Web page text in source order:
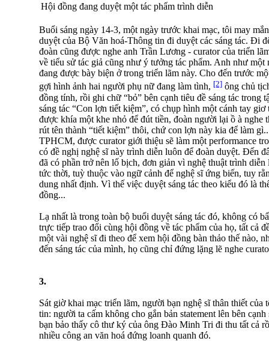
Hội đồng đang duyệt một tác phẩm trình diễn
Buổi sáng ngày 14-3, một ngày trước khai mạc, tôi may
duyệt của Bộ Văn hoá-Thông tin đi duyệt các sáng tác. Đi
đoàn cũng được nghe anh Trần Lương - curator của triển
về tiểu sử tác giả cũng như ý tưởng tác phẩm. Anh như
đang được bày biện ở trong triển lãm này. Cho đến trước
gợi hình ảnh hai người phụ nữ đang làm tình, [2] ông chủ
đồng tính, rồi ghi chữ “bỏ” bên cạnh tiêu đề sáng tác trong
sáng tác “Con lợn tiết kiệm”, có chụp hình một cánh tay
được khía một khe nhỏ để đút tiền, đoàn người lại ồ à nghe
rút tên thành “tiết kiệm” thôi, chứ con lợn này kia để làm
TPHCM, được curator giới thiệu sẽ làm một performance
có đề nghị nghệ sĩ này trình diễn luôn để đoàn duyệt. Đến
đã có phần trở nên lố bịch, đơn giản vì nghệ thuật trình
tức thời, tuỳ thuộc vào ngữ cảnh để nghệ sĩ ứng biến, tuy
dung nhất định. Vì thế việc duyệt sáng tác theo kiểu đó là
đồng...
Lạ nhất là trong toàn bộ buổi duyệt sáng tác đó, không có
trực tiếp trao đổi cùng hội đồng về tác phẩm của họ, tất cả
một vài nghệ sĩ đi theo để xem hội đồng bàn thảo thế nào,
đến sáng tác của mình, họ cũng chỉ đứng lặng lẽ nghe
3.
Sát giờ khai mạc triển lãm, người bạn nghệ sĩ thân thiết của
tin: người ta cấm không cho gắn bản statement lên bên
bạn bảo thấy cô thư ký của ông Đào Minh Tri đi thu tất cả
nhiều công an văn hoá đứng loanh quanh đó.